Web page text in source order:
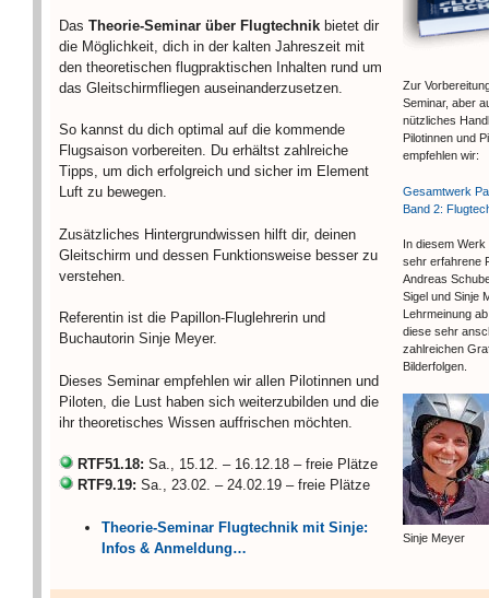
Das Theorie-Seminar über Flugtechnik bietet dir
die Möglichkeit, dich in der kalten Jahreszeit mit
den theoretischen flugpraktischen Inhalten rund um
das Gleitschirmfliegen auseinanderzusetzen.
So kannst du dich optimal auf die kommende
Flugsaison vorbereiten. Du erhältst zahlreiche
Tipps, um dich erfolgreich und sicher im Element
Luft zu bewegen.
Zusätzliches Hintergrundwissen hilft dir, deinen
Gleitschirm und dessen Funktionsweise besser zu
verstehen.
Referentin ist die Papillon-Fluglehrerin und
Buchautorin Sinje Meyer.
Dieses Seminar empfehlen wir allen Pilotinnen und
Piloten, die Lust haben sich weiterzubilden und die
ihr theoretisches Wissen auffrischen möchten.
RTF51.18: Sa., 15.12. – 16.12.18 – freie Plätze
RTF9.19: Sa., 23.02. – 24.02.19 – freie Plätze
Theorie-Seminar Flugtechnik mit Sinje:
Infos & Anmeldung…
Zur
Seminar, aber
nützliches
Pilotinnen und
empfehlen wir:
Gesamtwerk
Band 2:
In diesem
sehr erfahrene
Andreas
Sigel und Sinje
Lehrmeinung
diese sehr
zahlreichen
Bilderfolgen.
Sinje Meyer